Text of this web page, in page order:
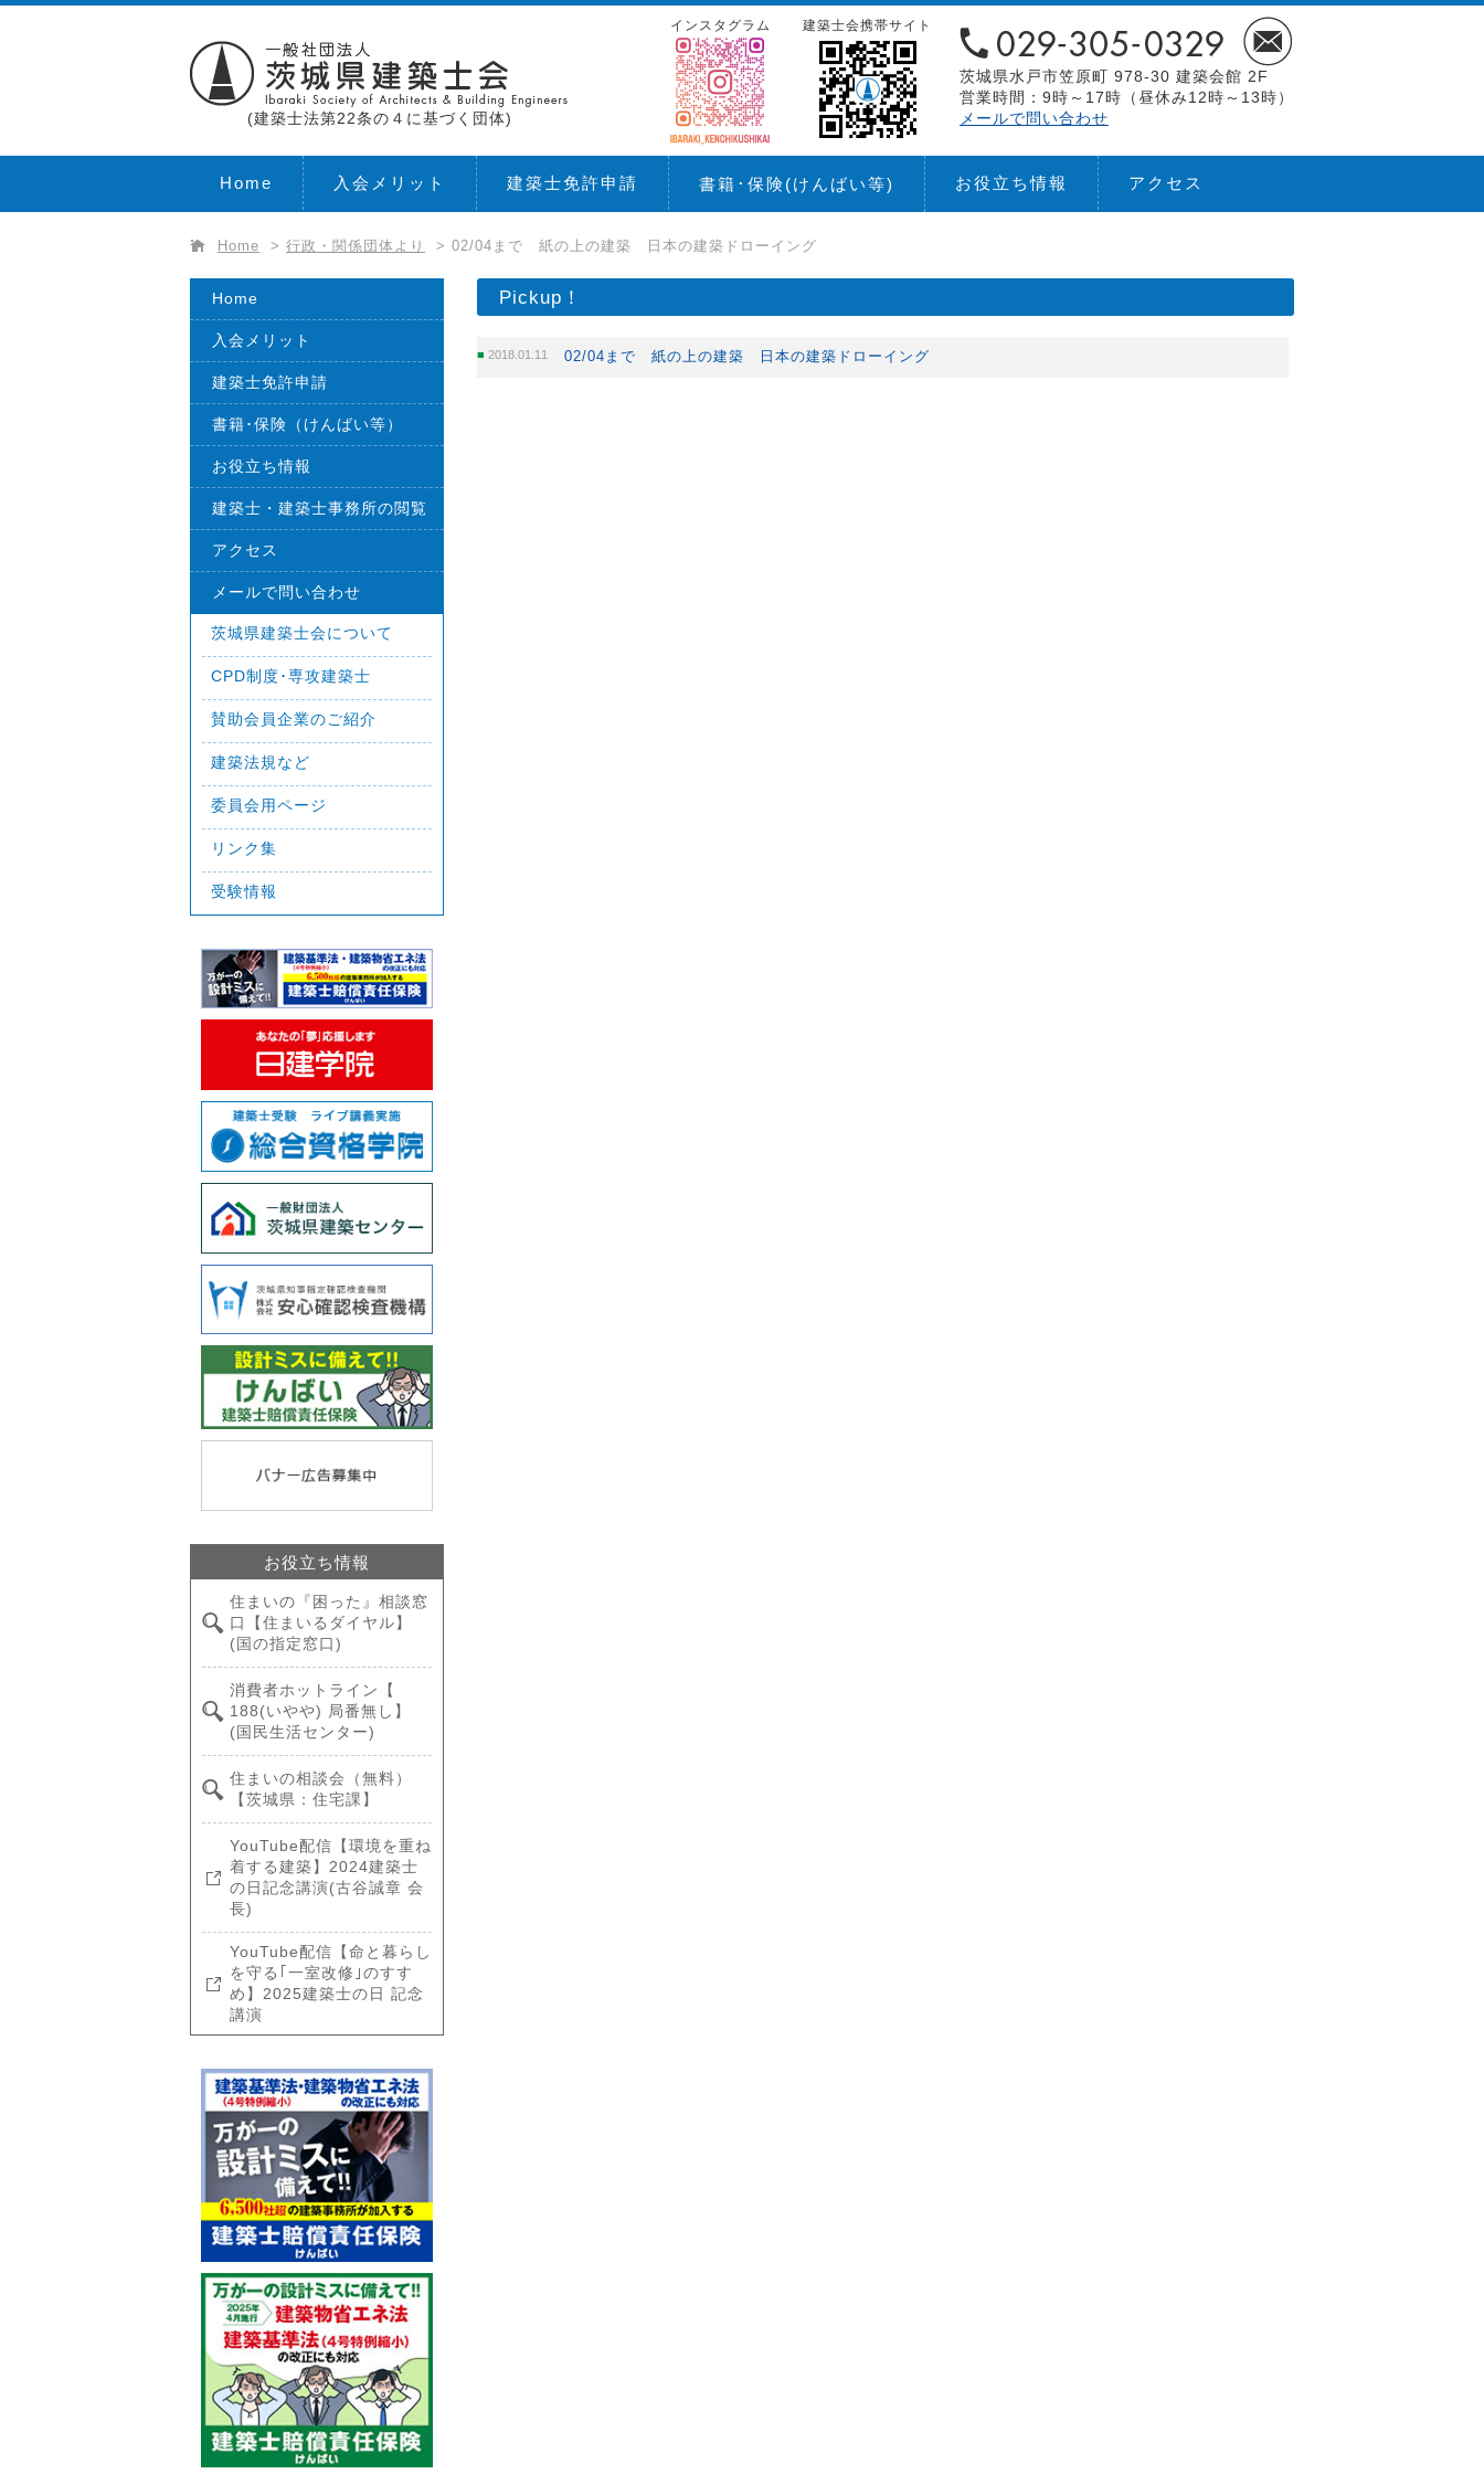
(建築士法第22条の４に基づく団体)
茨城県水戸市笠原町 978-30 建築会館 2F
営業時間：9時～17時（昼休み12時～13時）
メールで問い合わせ
建築士会携帯サイト
インスタグラム
Home 入会メリット 建築士免許申請 書籍･保険(けんばい等) お役立ち情報 アクセス
Home > 行政・関係団体より > 02/04まで 紙の上の建築 日本の建築ドローイング
Pickup！
2018.01.11 02/04まで 紙の上の建築 日本の建築ドローイング
Home
入会メリット
建築士免許申請
書籍･保険（けんばい等）
お役立ち情報
建築士・建築士事務所の閲覧
アクセス
メールで問い合わせ
茨城県建築士会について
CPD制度･専攻建築士
賛助会員企業のご紹介
建築法規など
委員会用ページ
リンク集
受験情報
お役立ち情報
住まいの『困った』相談窓
口【住まいるダイヤル】
(国の指定窓口)
消費者ホットライン【
188(いやや) 局番無し】
(国民生活センター)
住まいの相談会（無料）
【茨城県：住宅課】
YouTube配信【環境を重ね
着する建築】2024建築士
の日記念講演(古谷誠章 会
長)
YouTube配信【命と暮らし
を守る｢一室改修｣のすす
め】2025建築士の日 記念
講演